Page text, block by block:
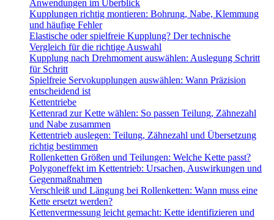
Anwendungen im Überblick
Kupplungen richtig montieren: Bohrung, Nabe, Klemmung
und häufige Fehler
Elastische oder spielfreie Kupplung? Der technische
Vergleich für die richtige Auswahl
Kupplung nach Drehmoment auswählen: Auslegung Schritt
für Schritt
Spielfreie Servokupplungen auswählen: Wann Präzision
entscheidend ist
Kettentriebe
Kettenrad zur Kette wählen: So passen Teilung, Zähnezahl
und Nabe zusammen
Kettentrieb auslegen: Teilung, Zähnezahl und Übersetzung
richtig bestimmen
Rollenketten Größen und Teilungen: Welche Kette passt?
Polygoneffekt im Kettentrieb: Ursachen, Auswirkungen und
Gegenmaßnahmen
Verschleiß und Längung bei Rollenketten: Wann muss eine
Kette ersetzt werden?
Kettenvermessung leicht gemacht: Kette identifizieren und